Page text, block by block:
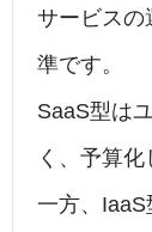
サービスの
準です。
SaaS型は
く、予算化
一方、IaaS